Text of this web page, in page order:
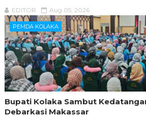
EDITOR Aug 05, 2026
PEMDA KOLAKA
Bupati Kolaka Sambut
Debarkasi Makassar